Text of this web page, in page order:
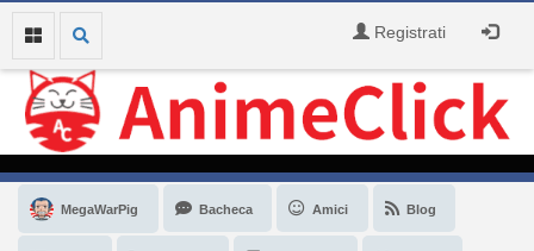
Registrati
MegaWarPig Bacheca Amici Blog